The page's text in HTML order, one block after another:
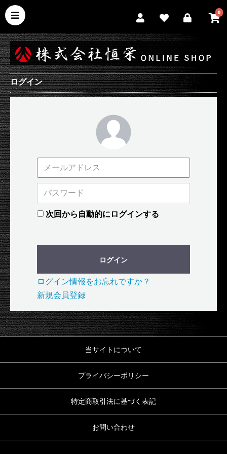
0
ログイン
次回から自動的にログインする
ログイン
ログイン情報をお忘れですか？
新規会員登録
当サイトについて
プライバシーポリシー
特定商取引法に基づく表記
お問い合わせ